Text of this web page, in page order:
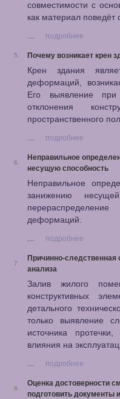
совместимости с
как материал
...
подробнее
5. Почему возникает крен
Крен здания
деформаций,
Его выявление при
отклонения
пространственного
...
подробнее
6.
Неправильное
несущую способность
Неправильное
занижению
деформаций.
...
подробнее
7.
Причинно-
анализа
Залив жилого
конструктивных
детального
только выявление
источника
влияния на
...
подробнее
8.
Оценка достоверности
подготовить документы